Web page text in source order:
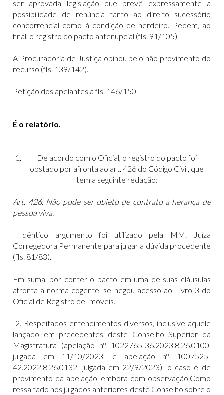
ser aprovada legislação que prevê expressamente a
possibilidade de renúncia tanto ao direito sucessório
concorrencial como à condição de herdeiro. Pedem, ao
final, o registro do pacto antenupcial (fls. 91/105).
A Procuradoria de Justiça opinou pelo não provimento do
recurso (fls. 139/142).
Petição dos apelantes a fls. 146/150.
É o relatório.
De acordo com o Oficial, o registro do pacto foi
obstado por afronta ao art. 426 do Código Civil, que
tem a seguinte redação:
Art. 426. Não pode ser objeto de contrato a herança de
pessoa viva.
Idêntico argumento foi utilizado pela MM. Juíza
Corregedora Permanente para julgar a dúvida procedente
(fls. 81/83).
Em suma, por conter o pacto em uma de suas cláusulas
afronta a norma cogente, se negou acesso ao Livro 3 do
Oficial de Registro de Imóveis.
2. Respeitados entendimentos diversos, inclusive aquele
lançado em precedentes deste Conselho Superior da
Magistratura (apelação n° 1022765-36.2023.8.26.0100,
julgada em 11/10/2023, e apelação n° 1007525-
42.2022.8.26.0132, julgada em 22/9/2023), o caso é de
provimento da apelação, embora com observação.Como
ressaltado nos julgados anteriores deste Conselho sobre o